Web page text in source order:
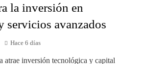
la inversión en
servicios avanzados
Hace 6 días
atrae inversión tecnológica y capital